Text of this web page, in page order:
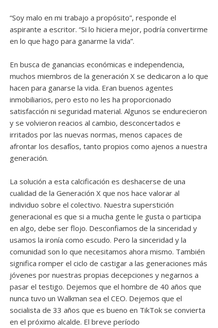
“Soy malo en mi trabajo a propósito”, responde el
aspirante a escritor. “Si lo hiciera mejor, podría convertirme
en lo que hago para ganarme la vida”.
En busca de ganancias económicas e independencia,
muchos miembros de la generación X se dedicaron a lo que
hacen para ganarse la vida. Eran buenos agentes
inmobiliarios, pero esto no les ha proporcionado
satisfacción ni seguridad material. Algunos se endurecieron
y se volvieron reacios al cambio, desconcertados e
irritados por las nuevas normas, menos capaces de
afrontar los desafíos, tanto propios como ajenos a nuestra
generación.
La solución a esta calcificación es deshacerse de una
cualidad de la Generación X que nos hace valorar al
individuo sobre el colectivo. Nuestra superstición
generacional es que si a mucha gente le gusta o participa
en algo, debe ser flojo. Desconfiamos de la sinceridad y
usamos la ironía como escudo. Pero la sinceridad y la
comunidad son lo que necesitamos ahora mismo. También
significa romper el ciclo de castigar a las generaciones más
jóvenes por nuestras propias decepciones y negarnos a
pasar el testigo. Dejemos que el hombre de 40 años que
nunca tuvo un Walkman sea el CEO. Dejemos que el
socialista de 33 años que es bueno en TikTok se convierta
en el próximo alcalde. El breve período